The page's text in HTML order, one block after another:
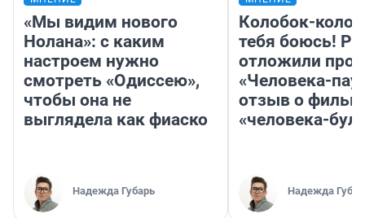
«Мы видим нового
Нолана»: с каким
настроем нужно
смотреть «Одиссею»,
чтобы она не
выглядела как фиаско
Надежда Губарь
Колобок-
тебя боюсь!
отложили
«Человека-
отзыв о
«человека-
Надежда